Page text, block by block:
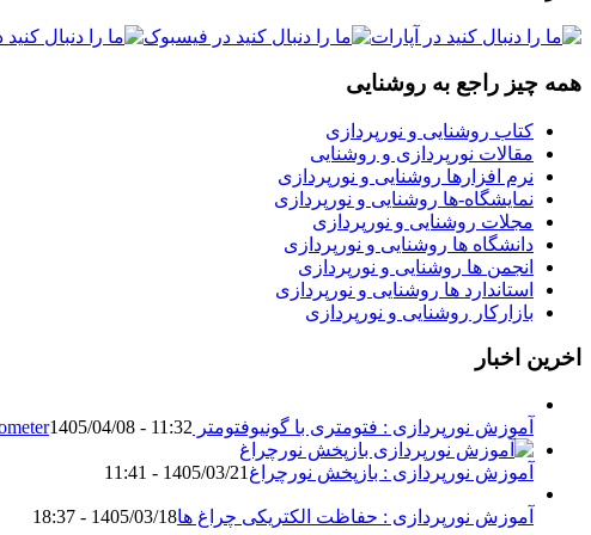
همه چیز راجع به روشنایی
کتاب روشنایی و نورپردازی
مقالات نورپردازی و روشنایی
نرم افزارها روشنایی و نورپردازی
نمایشگاه-ها روشنایی و نورپردازی
مجلات روشنایی و نورپردازی
دانشگاه ها روشنایی و نورپردازی
انجمن ها روشنایی و نورپردازی
استاندارد ها روشنایی و نورپردازی
بازارکار روشنایی و نورپردازی
اخرین اخبار
آموزش نورپردازی : فتومتری با گونیوفتومتر Goniophotometer 1405/04/08 - 11:32
آموزش نورپردازی : بازپخش نورچراغ 1405/03/21 - 11:41
آموزش نورپردازی : حفاظت الکتریکی چراغ ها1405/03/18 - 18:37